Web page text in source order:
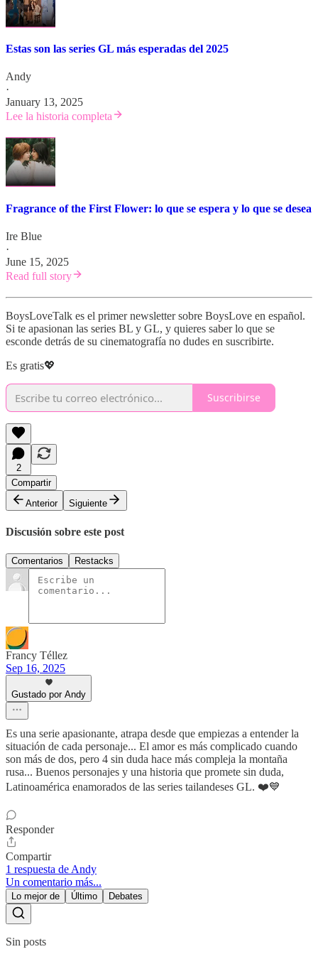
Estas son las series GL más esperadas del 2025
Andy
·
January 13, 2025
Lee la historia completa
Fragrance of the First Flower: lo que se espera y lo que se desea
Ire Blue
·
June 15, 2025
Read full story
BoysLoveTalk es el primer newsletter sobre BoysLove en español.
Si te apasionan las series BL y GL, y quieres saber lo que se
esconde detrás de su cinematografía no dudes en suscribirte.
Es gratis💖
Suscribirse
2
Compartir
Anterior
Siguiente
Discusión sobre este post
Comentarios Restacks
Francy Téllez
Sep 16, 2025
Gustado por Andy
Es una serie apasionante, atrapa desde que empiezas a entender la
situación de cada personaje... El amor es más complicado cuando
son más de dos, pero 4 sin duda hace más compleja la montaña
rusa... Buenos personajes y una historia que promete sin duda,
Latinoamérica enamorados de las series tailandeses GL. ❤️💙
Responder
Compartir
1 respuesta de Andy
Un comentario más...
Lo mejor de Último Debates
Sin posts